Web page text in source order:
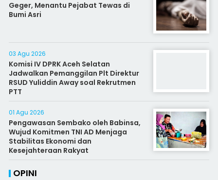
Geger, Menantu Pejabat Tewas di
Bumi Asri
03 Agu 2026
Komisi IV DPRK Aceh Selatan
Jadwalkan Pemanggilan Plt Direktur
RSUD Yuliddin Away soal Rekrutmen
PTT
01 Agu 2026
Pengawasan Sembako oleh Babinsa,
Wujud Komitmen TNI AD Menjaga
Stabilitas Ekonomi dan
Kesejahteraan Rakyat
OPINI